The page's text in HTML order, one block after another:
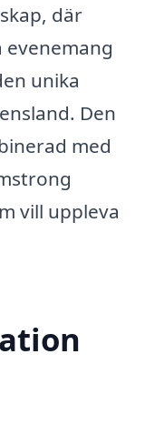
där
unika
Den
med
vill uppleva